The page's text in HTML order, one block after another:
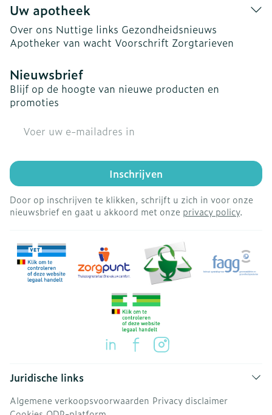
Uw apotheek
Over ons Nuttige links Gezondheidsnieuws
Apotheker van wacht Voorschrift Zorgtarieven
Nieuwsbrief
Blijf op de hoogte van nieuwe producten en
promoties
Inschrijven
Door op inschrijven te klikken, schrijft u zich in voor onze
nieuwsbrief en gaat u akkoord met onze privacy policy.
Juridische links
Algemene verkoopsvoorwaarden Privacy disclaimer